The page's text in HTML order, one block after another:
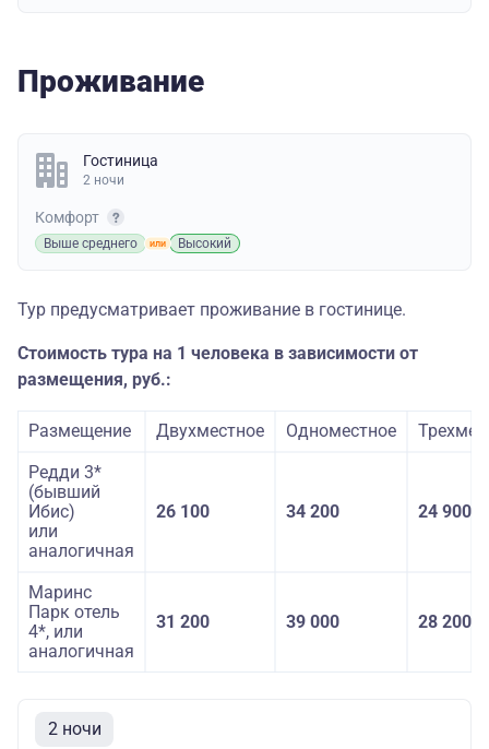
Проживание
Гостиница
2 ночи
Комфорт
Выше среднего Высокий
Тур предусматривает проживание в гостинице.
Стоимость тура на 1 человека в зависимости от
размещения, руб.:
Размещение Двухместное Одноместное
Редди 3*
(бывший
Ибис)
или
аналогичная
26 100 34 200 24 900
Маринс
Парк отель
4*, или
аналогичная
31 200 39 000 28 200
2 ночи